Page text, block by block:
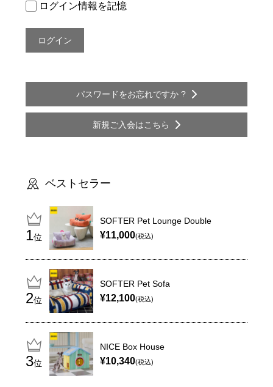
ログイン情報を記憶
パスワードをお忘れですか ?
新規ご入会はこちら
ベストセラー
位
SOFTER Pet Lounge Double
¥11,000(税込)
位
SOFTER Pet Sofa
¥12,100(税込)
位
NICE Box House
¥10,340(税込)